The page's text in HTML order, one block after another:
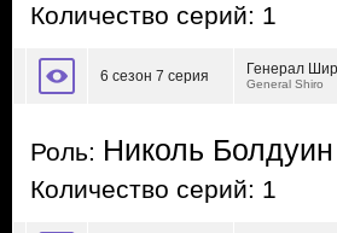
Количество серий: 1
6 сезон 7 серия Генерал
General Shiro
Роль: Николь Болдуин
Количество серий: 1